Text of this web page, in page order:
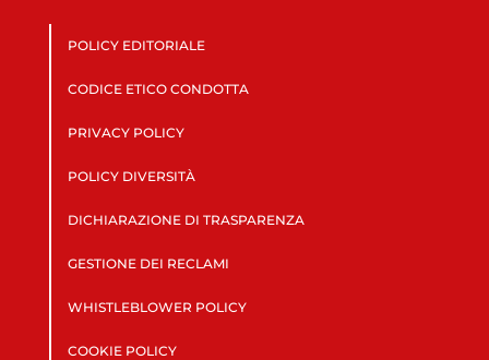
POLICY EDITORIALE
CODICE ETICO CONDOTTA
PRIVACY POLICY
POLICY DIVERSITÀ
DICHIARAZIONE DI TRASPARENZA
GESTIONE DEI RECLAMI
WHISTLEBLOWER POLICY
COOKIE POLICY